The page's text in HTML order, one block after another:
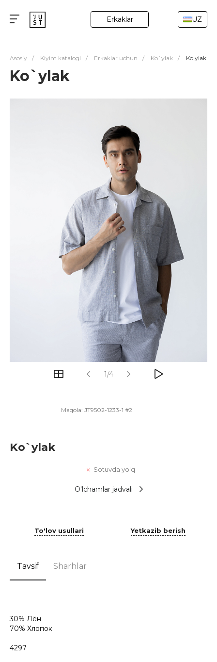
Erkaklar UZ
Asosiy / Kiyim katalogi / Erkaklar uchun / Ko`ylak / Ko'ylak
Ko`ylak
1/4
Maqola: JT9502-1233-1 #2
Ko`ylak
Sotuvda yo'q
O'lchamlar jadvali
To'lov usullari Yetkazib berish
Tavsif Sharhlar
30% Лён
70% Хлопок
4297